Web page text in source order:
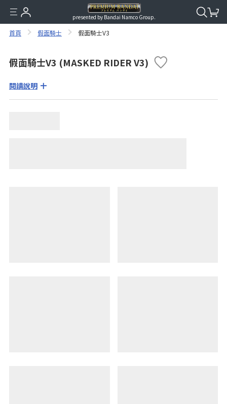
presented by Bandai Namco Group.
首頁 假面騎士 假面騎士V3
假面騎士V3 (MASKED RIDER V3)
閱讀說明